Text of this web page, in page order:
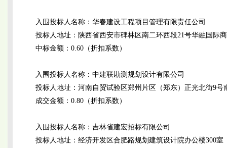
入围投标人名称：华春建设工程项目管理有限责任公司
投标人地址：陕西省西安市碑林区南二环西段21号华融国际
中标金额：0.60（折扣系数）
入围投标人名称：中建联勘测规划设计有限公司
投标人地址：河南自贸试验区郑州片区（郑东）正光北街9号
成交金额：0.80（折扣系数）
入围投标人名称：吉林省建宏招标有限公司
投标人地址：经济开发区合肥路规划建筑设计院办公楼300室